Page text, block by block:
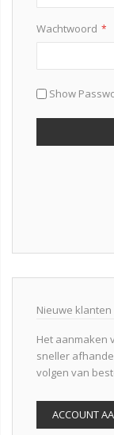
Wachtwoord
Show
Nieuwe klanten
Het aanmaken
sneller
volgen van
ACCOUNT